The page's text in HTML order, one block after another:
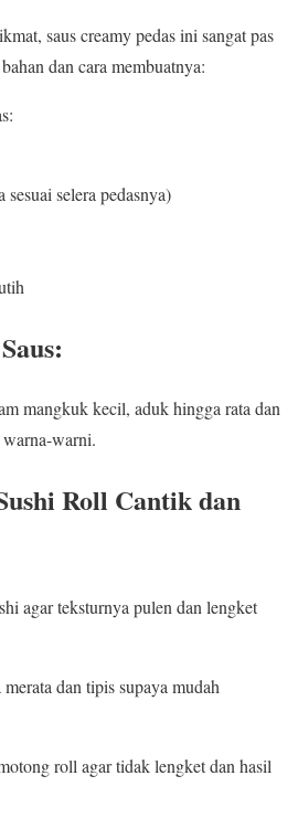
saus creamy pedas ini sangat pas
dan cara membuatnya:
sesuai selera pedasnya)
mangkuk kecil, aduk hingga rata dan
warni.
Roll Cantik dan
agar teksturnya pulen dan lengket
dan tipis supaya mudah
roll agar tidak lengket dan hasil